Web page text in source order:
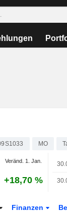
MO
Veränd. 1. Jan.
+18,70 %
Finanzen